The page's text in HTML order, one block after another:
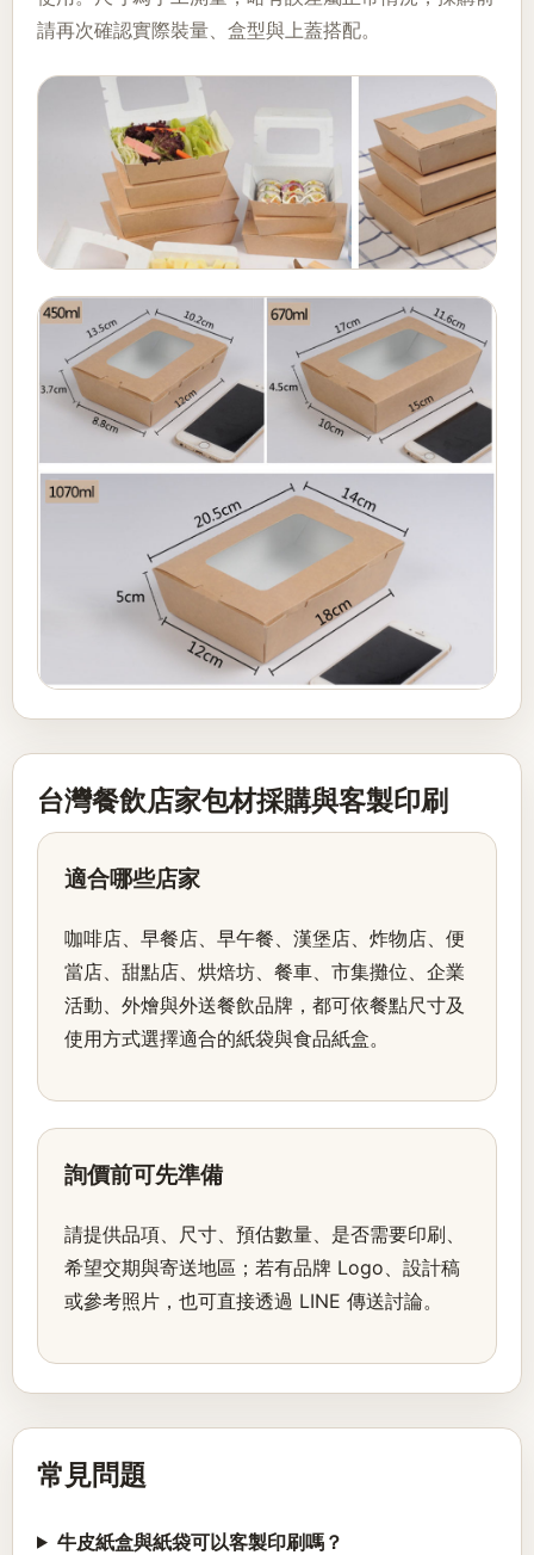
請再次確認實際裝量、盒型與上蓋搭配。
台灣餐飲店家包材採購與客製印刷
適合哪些店家
咖啡店、早餐店、早午餐、漢堡店、炸物店、便
當店、甜點店、烘焙坊、餐車、市集攤位、企業
活動、外燴與外送餐飲品牌，都可依餐點尺寸及
使用方式選擇適合的紙袋與食品紙盒。
詢價前可先準備
請提供品項、尺寸、預估數量、是否需要印刷、
希望交期與寄送地區；若有品牌 Logo、設計稿
或參考照片，也可直接透過 LINE 傳送討論。
常見問題
牛皮紙盒與紙袋可以客製印刷嗎？